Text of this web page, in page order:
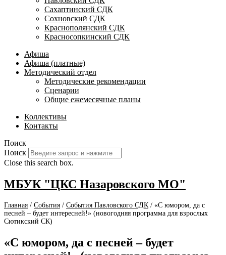
Сахаптинский СДК
Сохновский СДК
Краснополянский СДК
Красносопкинский СДК
Афиша
Афиша (платные)
Методический отдел
Методические рекомендации
Сценарии
Общие ежемесячные планы
Коллективы
Контакты
Поиск
Поиск
Close this search box.
МБУК "ЦКС Назаровского МО"
Главная / События / События Павловского СДК / «С юмором, да с
песней – будет интересней!» (новогодняя программа для взрослых
Сютикский СК)
«С юмором, да с песней – будет